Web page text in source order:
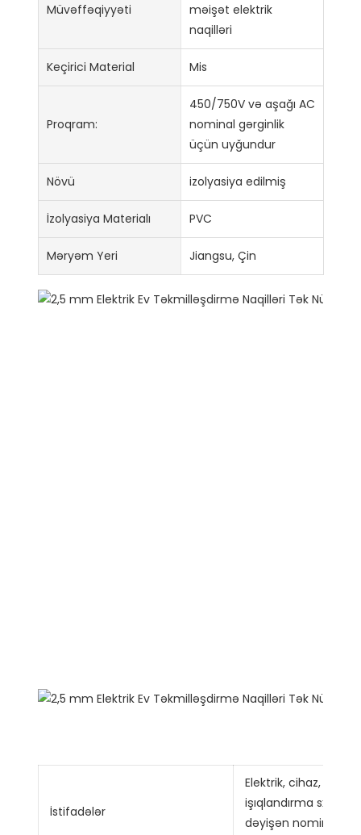
Müvəffəqiyyəti
məişət elektrik
naqilləri
Keçirici Material Mis
Proqram:
450/750V və aşağı AC
nominal gərginlik
üçün uyğundur
Növü izolyasiya edilmiş
İzolyasiya Materialı PVC
Məryəm Yeri Jiangsu, Çin
İstifadələr
Elektrik, cihaz,
işıqlandırma
dəyişən nominal